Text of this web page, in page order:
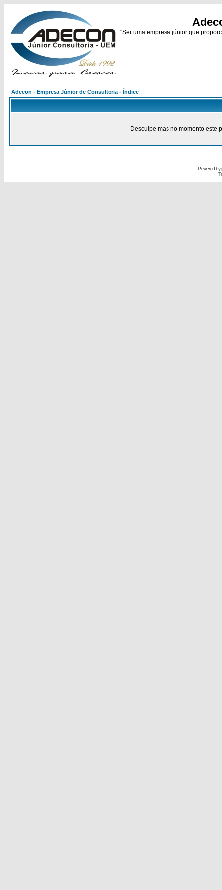
"Ser uma empresa júnior que
Adecon - Empresa Júnior de Consultoria - Índice
Desculpe mas no momento este
Powered by